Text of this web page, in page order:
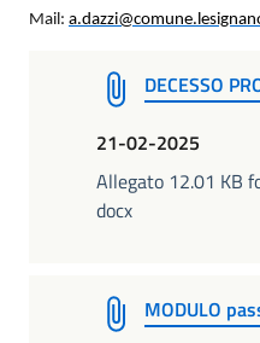
Mail:
DECESSO
21-02-2025
Allegato 12.01 KB
docx
MODULO